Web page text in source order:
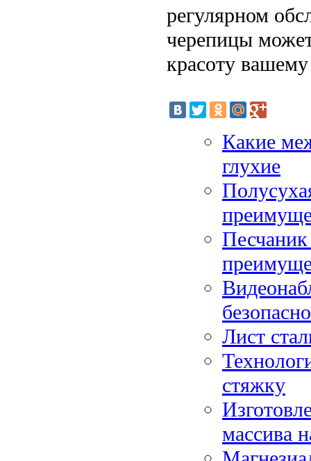
регулярном
черепицы
красоту
Какие
глухие
Лист
стяжку
массива